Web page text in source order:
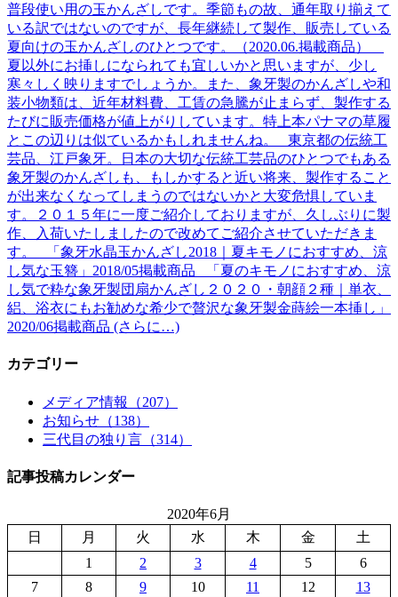
普段使い用の玉かんざしです。季節もの故、通年取り揃えて
いる訳ではないのですが、長年継続して製作、販売している
夏向けの玉かんざしのひとつです。（2020.06.掲載商品）
夏以外にお挿しになられても宜しいかと思いますが、少し
寒々しく映りますでしょうか。また、象牙製のかんざしや和
装小物類は、近年材料費、工賃の急騰が止まらず、製作する
たびに販売価格が値上がりしています。特上本パナマの草履
とこの辺りは似ているかもしれませんね。 東京都の伝統工
芸品、江戸象牙。日本の大切な伝統工芸品のひとつでもある
象牙製のかんざしも、もしかすると近い将来、製作すること
が出来なくなってしまうのではないかと大変危惧していま
す。２０１５年に一度ご紹介しておりますが、久しぶりに製
作、入荷いたしましたので改めてご紹介させていただきま
す。 「象牙水晶玉かんざし2018｜夏キモノにおすすめ、涼
し気な玉簪」2018/05掲載商品 「夏のキモノにおすすめ、涼
し気で粋な象牙製団扇かんざし２０２０・朝顔２種｜単衣、
絽、浴衣にもお勧めな希少で贅沢な象牙製金蒔絵一本挿し」
2020/06掲載商品 (さらに…)
カテゴリー
メディア情報（207）
お知らせ（138）
三代目の独り言（314）
記事投稿カレンダー
2020年6月
日
月 火 水 木 金
土
1
2 3 4 5
6
7
8 9 10 11 12
13